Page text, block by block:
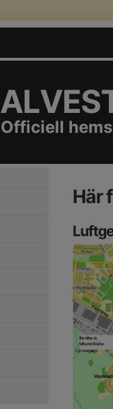
Officiell
Här